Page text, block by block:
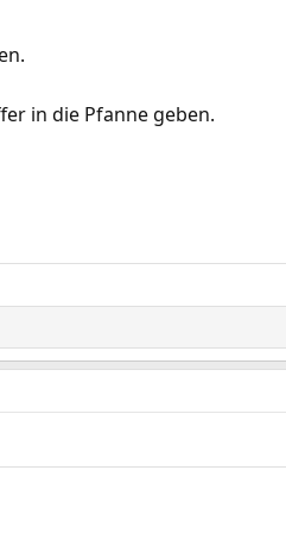
in die Pfanne geben.